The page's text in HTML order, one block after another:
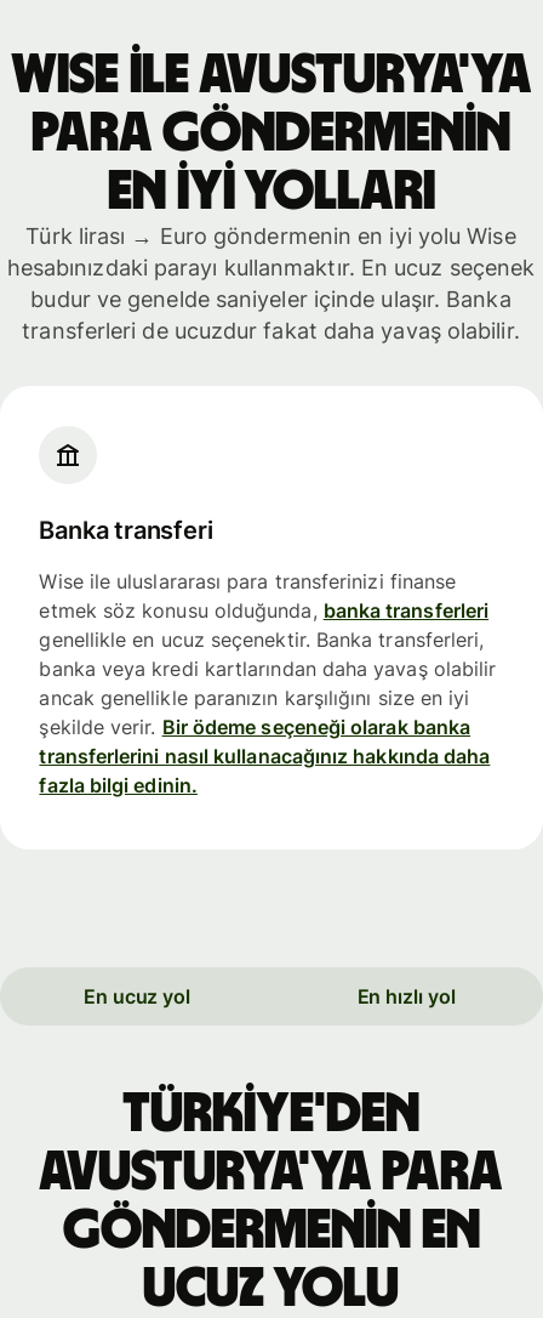
WISE İLE Avusturya'ya
PARA GÖNDERMENİN
EN İYİ YOLLARI
Türk lirası → Euro göndermenin en iyi yolu Wise
hesabınızdaki parayı kullanmaktır. En ucuz seçenek
budur ve genelde saniyeler içinde ulaşır. Banka
transferleri de ucuzdur fakat daha yavaş olabilir.
Banka transferi
Wise ile uluslararası para transferinizi finanse
etmek söz konusu olduğunda, banka transferleri
genellikle en ucuz seçenektir. Banka transferleri,
banka veya kredi kartlarından daha yavaş olabilir
ancak genellikle paranızın karşılığını size en iyi
şekilde verir. Bir ödeme seçeneği olarak banka
transferlerini nasıl kullanacağınız hakkında daha
fazla bilgi edinin.
En ucuz yol En hızlı yol
Türkiye'den
Avusturya'ya para
göndermenin en
ucuz yolu